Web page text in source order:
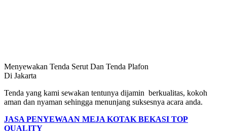
Menyewakan Tenda Serut Dan Tenda Plafon
Di Jakarta
Tenda yang kami sewakan tentunya dijamin berkualitas, kokoh
aman dan nyaman sehingga menunjang suksesnya acara anda.
JASA PENYEWAAN MEJA KOTAK BEKASI TOP
QUALITY